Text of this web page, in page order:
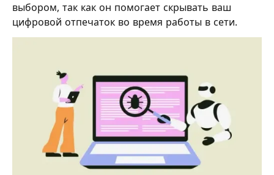
выбором, так как он помогает скрывать ваш
цифровой отпечаток во время работы в сети.